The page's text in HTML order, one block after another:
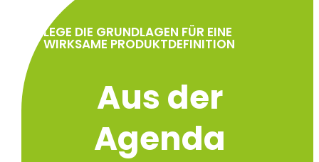
LEGE DIE GRUNDLAGEN FÜR EINE
WIRKSAME PRODUKTDEFINITION
Aus der
Agenda